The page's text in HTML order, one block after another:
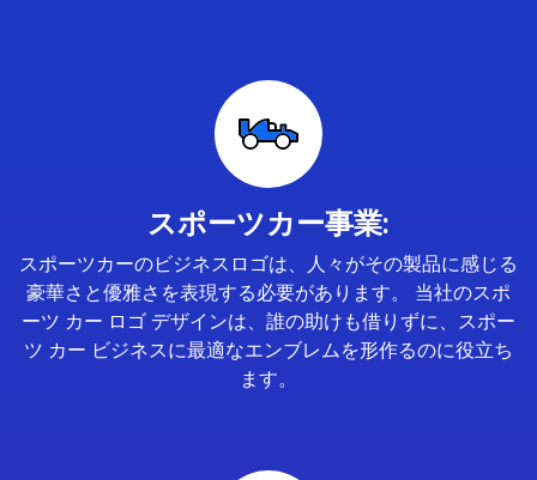
スポーツカー事業:
スポーツカーのビジネスロゴは、人々がその製品に感じる
豪華さと優雅さを表現する必要があります。 当社のスポ
ーツ カー ロゴ デザインは、誰の助けも借りずに、スポー
ツ カー ビジネスに最適なエンブレムを形作るのに役立ち
ます。